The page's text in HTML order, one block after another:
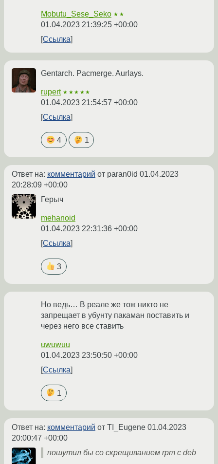
Mobutu_Sese_Seko ★★
01.04.2023 21:39:25 +00:00
Ссылка
Gentarch. Pacmerge. Aurlays.
rupert ★★★★★
01.04.2023 21:54:57 +00:00
Ссылка
4 1
Ответ на: комментарий от paran0id 01.04.2023
20:28:09 +00:00
Герыч
mehanoid
01.04.2023 22:31:36 +00:00
Ссылка
3
Но ведь… В реале же тож никто не
запрещает в убунту пакаман поставить и
через него все ставить
uwuwuu
01.04.2023 23:50:50 +00:00
Ссылка
1
Ответ на: комментарий от TI_Eugene 01.04.2023
20:00:47 +00:00
пошутил бы со скрещиванием rpm с deb